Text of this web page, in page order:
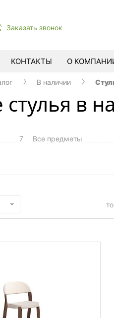
Заказать звонок
КОНТАКТЫ О
В наличии
в
7 Все предметы